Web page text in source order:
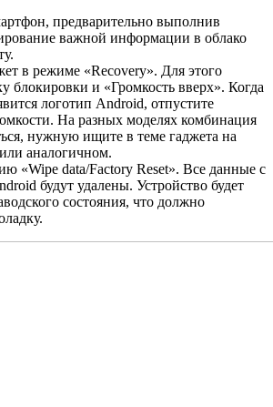
предварительно выполнив
важной информации в облако
в режиме «Recovery». Для этого
блокировки и «Громкость вверх». Когда
логотип Android, отпустите
На разных моделях комбинация
нужную ищите в теме гаджета на
аналогичном.
«Wipe data/Factory Reset». Все данные с
будут удалены. Устройство будет
состояния, что должно